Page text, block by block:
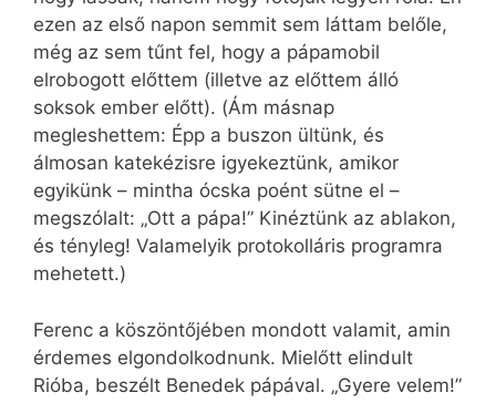
ezen az első napon semmit sem láttam belőle,
még az sem tűnt fel, hogy a pápamobil
elrobogott előttem (illetve az előttem álló
soksok ember előtt). (Ám másnap
megleshettem: Épp a buszon ültünk, és
álmosan katekézisre igyekeztünk, amikor
egyikünk – mintha ócska poént sütne el –
megszólalt: „Ott a pápa!” Kinéztünk az ablakon,
és tényleg! Valamelyik protokolláris programra
mehetett.)
Ferenc a köszöntőjében mondott valamit, amin
érdemes elgondolkodnunk. Mielőtt elindult
Rióba, beszélt Benedek pápával. „Gyere velem!”